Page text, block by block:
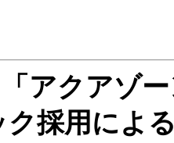
アクアゾ
採用によ